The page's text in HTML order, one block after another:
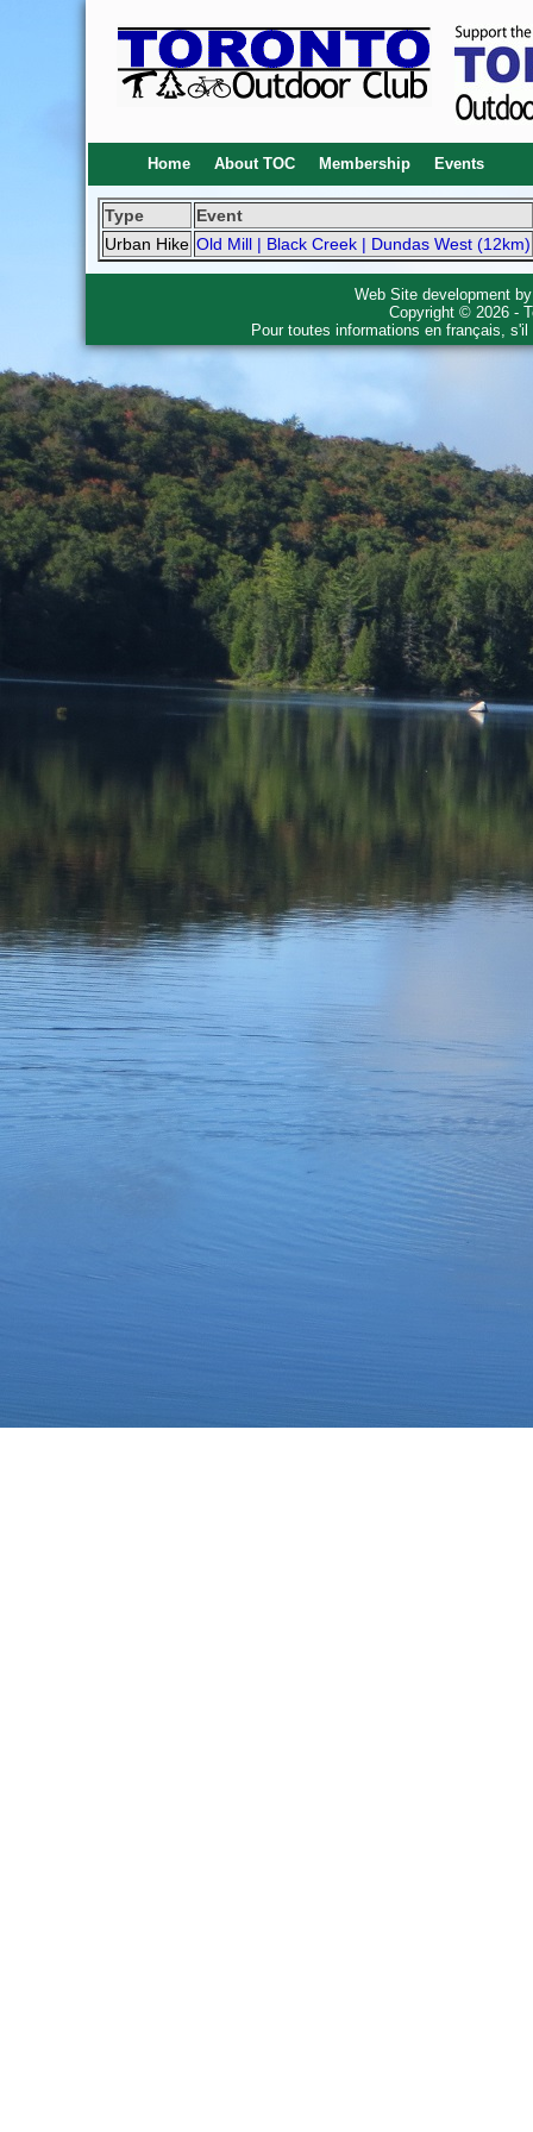
Home About TOC Membership Events
Type
Event
Urban Hike Old Mill | Black Creek | Dundas West (12km)
Web Site development
Copyright © 2026 -
Pour toutes informations en français,